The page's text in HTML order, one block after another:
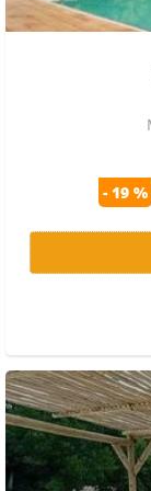
- 19 %